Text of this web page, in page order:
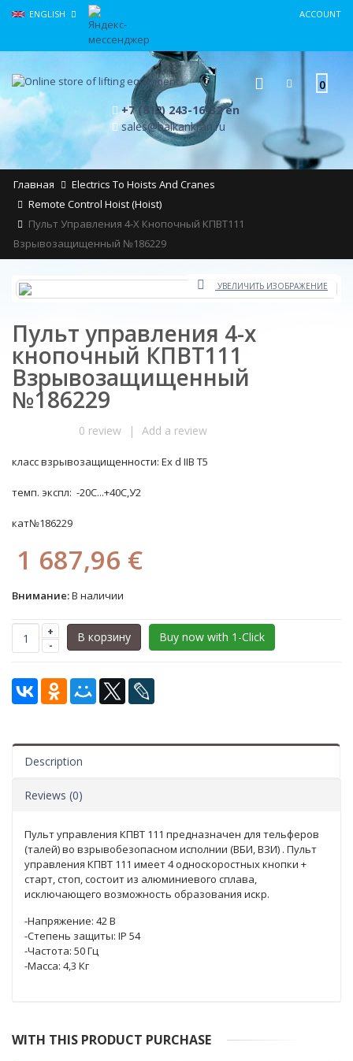
ENGLISH ACCOUNT
0
+7 (812) 243-16-32 en
sales@balkankran.ru
Главная
Electrics To Hoists And Cranes
Remote Control Hoist (hoist)
Пульт Управления 4-Х Кнопочный КПВТ111
Взрывозащищенный №186229
УВЕЛИЧИТЬ ИЗОБРАЖЕНИЕ
Пульт управления 4-х
кнопочный КПВТ111
Взрывозащищенный
№186229
0 review | Add a review
класс взрывозащищенности: Еx d IIB T5
темп. экспл: -20С...+40С,У2
кат№186229
1 687,96 €
Внимание:В наличии
-
+ Buy now with 1-Click
В корзину
Description
Reviews (0)
Пульт управления КПВТ 111 предназначен для тельферов
(талей) во взрывобезопасном исполнии (ВБИ, ВЗИ) . Пульт
управления КПВТ 111 имеет 4 односкоростных кнопки +
старт, стоп, состоит из алюминиевого сплава,
исключающего возможность образования искр.
-Напряжение: 42 В
-Степень защиты: IP 54
-Частота: 50 Гц
-Масса: 4,3 Кг
WITH THIS PRODUCT PURCHASE